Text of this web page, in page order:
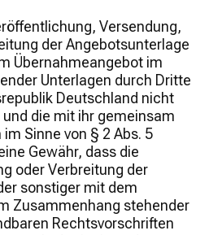
Versendung,
der Angebotsunterlage
Übernahmeangebot im
Unterlagen durch Dritte
Deutschland nicht
die mit ihr gemeinsam
Sinne von § 2 Abs. 5
Gewähr, dass die
oder Verbreitung der
sonstiger mit dem
Zusammenhang stehender
Rechtsvorschriften